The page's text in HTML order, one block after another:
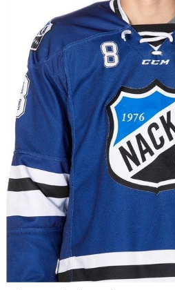
MATCHER
HOCKEYTVÅAN ÖSTRA